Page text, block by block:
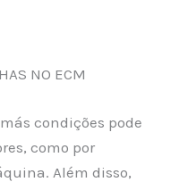
NO ECM
condições pode
como por
Além disso,